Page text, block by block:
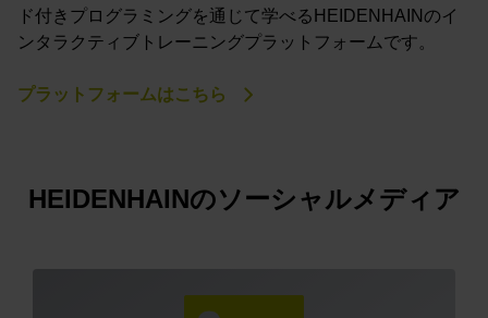
ド付きプログラミングを通じて学べるHEIDENHAINのイ
ンタラクティブトレーニングプラットフォームです。
プラットフォームはこちら
HEIDENHAINのソーシャルメディア